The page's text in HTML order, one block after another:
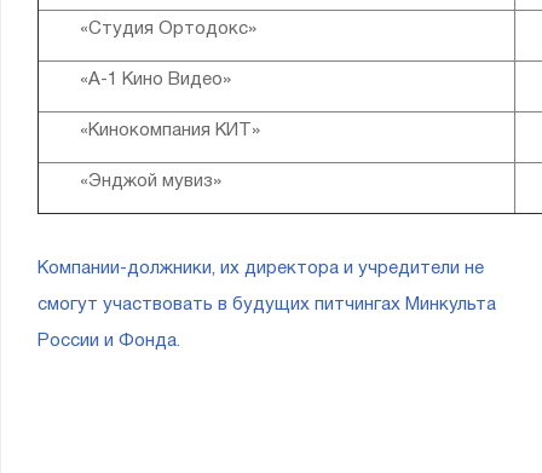
«Студия Ортодокс»
«А-1 Кино Видео»
«Кинокомпания КИТ»
«Энджой мувиз»
Компании-должники, их директора и учредители не
смогут участвовать в будущих питчингах Минкульта
России и Фонда.